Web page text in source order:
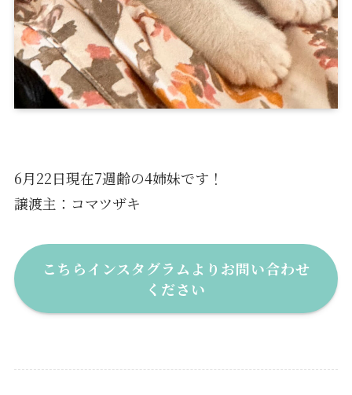
6月22日現在7週齢の4姉妹です！
譲渡主：コマツザキ
こちらインスタグラムよりお問い合わせ
ください